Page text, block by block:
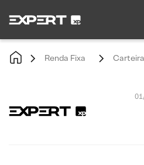
Renda Fixa